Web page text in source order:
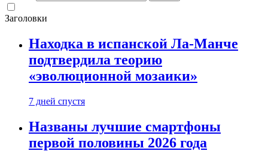
Заголовки
Находка в испанской Ла-Манче
подтвердила теорию
«эволюционной мозаики»
7 дней спустя
Названы лучшие смартфоны
первой половины 2026 года